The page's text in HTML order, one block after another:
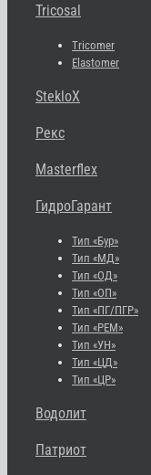
Tricosal
Tricomer
Elastomer
StekloX
Рекс
Masterflex
ГидроГарант
Тип «Бур»
Тип «МД»
Тип «ОД»
Тип «ОП»
Тип «ПГ/ПГР»
Тип «РЕМ»
Тип «УН»
Тип «ЦД»
Тип «ЦР»
Водолит
Патриот